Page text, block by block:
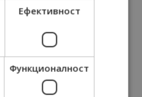
Ефективност
Функционалност